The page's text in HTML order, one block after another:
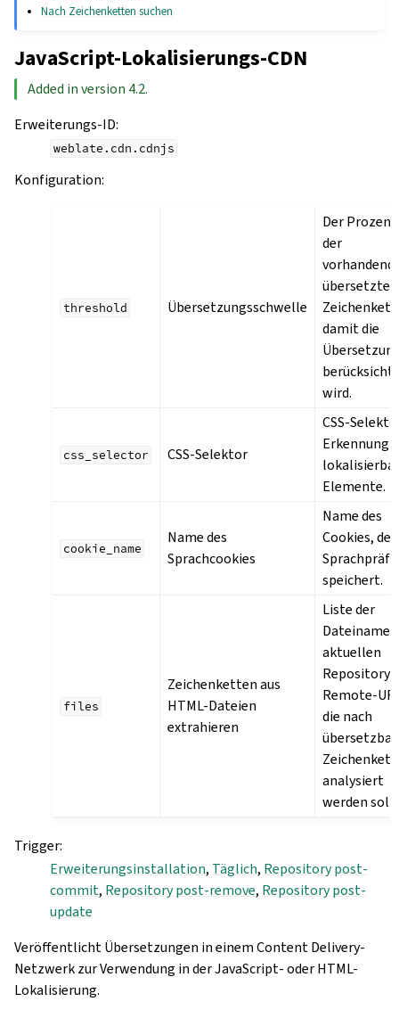
Nach Zeichenketten suchen
JavaScript-Lokalisierungs-CDN
Added in version 4.2.
Erweiterungs-ID:
weblate.cdn.cdnjs
Konfiguration:
threshold Übersetzungsschwelle
Der
der
übersetzten
damit die
wird.
css_selector CSS-Selektor
CSS-
Erkennung
Elemente.
cookie_name
Name des
Sprachcookies
Name des
Cookies,
speichert.
files
Zeichenketten aus
HTML-Dateien
extrahieren
Liste der
aktuellen
Repository
Remote-
die nach
analysiert
werden
Trigger:
Erweiterungsinstallation, Täglich, Repository post-
commit, Repository post-remove, Repository post-
update
Veröffentlicht Übersetzungen in einem Content Delivery-
Netzwerk zur Verwendung in der JavaScript- oder HTML-
Lokalisierung.